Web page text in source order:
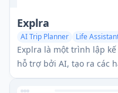
Explra
AI Trip Planner Life
Explra là một trình lập
hỗ trợ bởi AI, tạo ra các
sở thích và mối quan